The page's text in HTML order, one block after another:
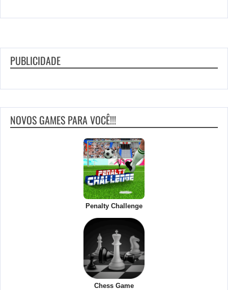
PUBLICIDADE
NOVOS GAMES PARA VOCÊ!!!
Penalty Challenge
Chess Game